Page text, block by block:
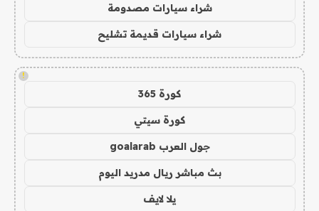
شراء سيارات مصدومة
شراء سيارات قديمة تشليح
!
كورة 365
كورة سيتي
جول العرب goalarab
بث مباشر ريال مدريد اليوم
يلا لايف